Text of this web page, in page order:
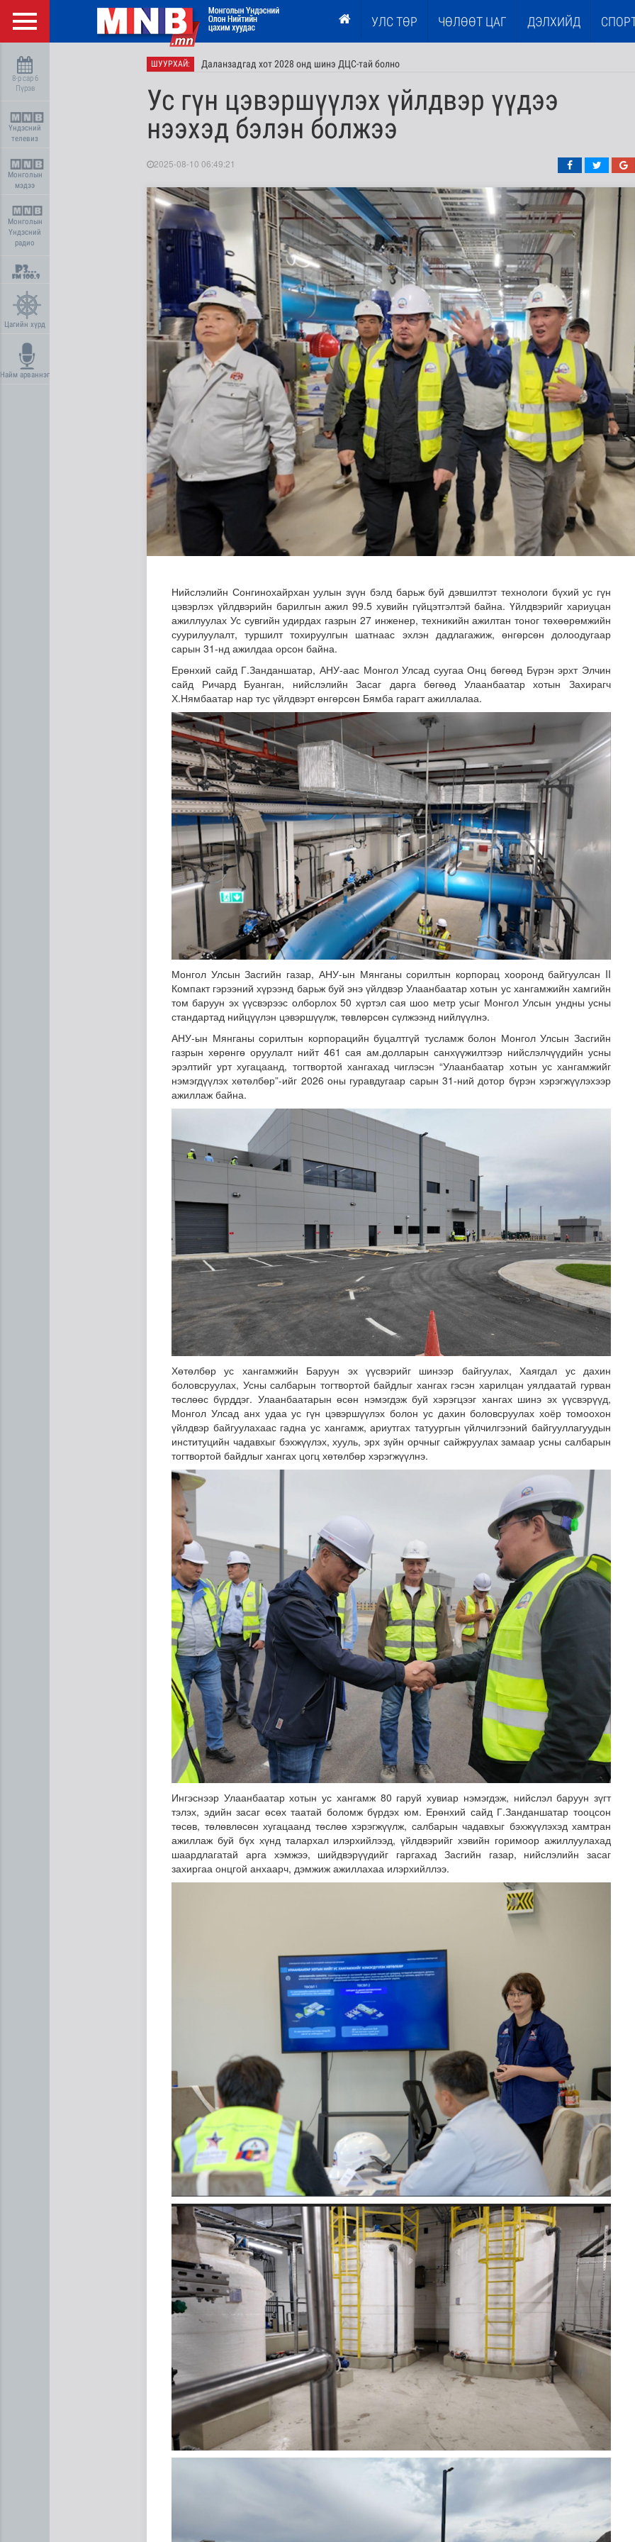
УЛС ТӨР ЧӨЛӨӨТ ЦАГ ДЭЛХИЙД
8-р сар 6
Пүрэв
Үндэсний
телевиз
Монголын
мэдээ
Монголын
Үндэсний
радио
Цагийн хүрд
Найм арваннэг
ШУУРХАЙ: Даланзадгад хот 2028 онд шинэ ДЦС-тай болно
Дундговь аймагт Нарны цахилгаан станц барих ажил үргэлжилж байна
Дипломат төлөөлөгчийн газруудын төлөөлөгчид COP17-ын байгууламжтай танилцлаа
Н.Номтойбаяр: Аймгуудад тулгамдаж буй асуудлуудыг 7 хоног бүр Засгийн газрын х..
Ус гүн цэвэршүүлэх үйлдвэр үүдээ
нээхэд бэлэн болжээ
2025-08-10 06:49:21
Нийслэлийн Сонгинохайрхан уулын зүүн бэлд барьж буй дэвшилтэт технологи бүхий ус гүн
цэвэрлэх үйлдвэрийн барилгын ажил 99.5 хувийн гүйцэтгэлтэй байна. Үйлдвэрийг хариуцан
ажиллуулах Ус сувгийн удирдах газрын 27 инженер, техникийн ажилтан тоног төхөөрөмжийн
суурилуулалт, туршилт тохируулгын шатнаас эхлэн дадлагажиж, өнгөрсөн долоодугаар
сарын 31-нд ажилдаа орсон байна.
Ерөнхий сайд Г.Занданшатар, АНУ-аас Монгол Улсад суугаа Онц бөгөөд Бүрэн эрхт Элчин
сайд Ричард Буанган, нийслэлийн Засаг дарга бөгөөд Улаанбаатар хотын Захирагч
Х.Нямбаатар нар тус үйлдвэрт өнгөрсөн Бямба гарагт ажиллалаа.
Монгол Улсын Засгийн газар, АНУ-ын Мянганы сорилтын корпорац хооронд байгуулсан II
Компакт гэрээний хүрээнд барьж буй энэ үйлдвэр Улаанбаатар хотын ус хангамжийн хамгийн
том баруун эх үүсвэрээс олборлох 50 хүртэл сая шоо метр усыг Монгол Улсын ундны усны
стандартад нийцүүлэн цэвэршүүлж, төвлөрсөн сүлжээнд нийлүүлнэ.
АНУ-ын Мянганы сорилтын корпорацийн буцалтгүй тусламж болон Монгол Улсын Засгийн
газрын хөрөнгө оруулалт нийт 461 сая ам.долларын санхүүжилтээр нийслэлчүүдийн усны
эрэлтийг урт хугацаанд, тогтвортой хангахад чиглэсэн “Улаанбаатар хотын ус хангамжийг
нэмэгдүүлэх хөтөлбөр”-ийг 2026 оны гуравдугаар сарын 31-ний дотор бүрэн хэрэгжүүлэхээр
ажиллаж байна.
Хөтөлбөр ус хангамжийн Баруун эх үүсвэрийг шинээр байгуулах, Хаягдал ус дахин
боловсруулах, Усны салбарын тогтвортой байдлыг хангах гэсэн харилцан уялдаатай гурван
төслөөс бүрддэг. Улаанбаатарын өсөн нэмэгдэж буй хэрэгцээг хангах шинэ эх үүсвэрүүд,
Монгол Улсад анх удаа ус гүн цэвэршүүлэх болон ус дахин боловсруулах хоёр томоохон
үйлдвэр байгуулахаас гадна ус хангамж, ариутгах татуургын үйлчилгээний байгууллагуудын
институцийн чадавхыг бэхжүүлэх, хууль, эрх зүйн орчныг сайжруулах замаар усны салбарын
тогтвортой байдлыг хангах цогц хөтөлбөр хэрэгжүүлнэ.
Ингэснээр Улаанбаатар хотын ус хангамж 80 гаруй хувиар нэмэгдэж, нийслэл баруун зүгт
тэлэх, эдийн засаг өсөх таатай боломж бүрдэх юм. Ерөнхий сайд Г.Занданшатар тооцсон
төсөв, төлөвлөсөн хугацаанд төслөө хэрэгжүүлж, салбарын чадавхыг бэхжүүлэхэд хамтран
ажиллаж буй бүх хүнд талархал илэрхийлээд, үйлдвэрийг хэвийн горимоор ажиллуулахад
шаардлагатай арга хэмжээ, шийдвэрүүдийг гаргахад Засгийн газар, нийслэлийн засаг
захиргаа онцгой анхаарч, дэмжиж ажиллахаа илэрхийллээ.